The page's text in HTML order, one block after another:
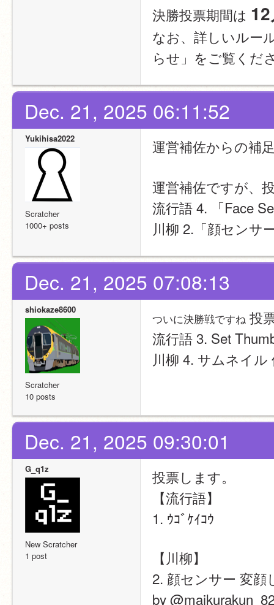
決勝投票期間は
なお、詳しいルー
らせ」をご覧くだ
Dec. 21, 2025 06:11:52
Yukihisa2022
Scratcher
1000+ posts
運営補佐からの補
運営補佐ですが、
流行語 4. 「Face
川柳 2.「顔センサ
Dec. 21, 2025 07:08:13
shiokaze8600
Scratcher
10 posts
ついに決勝戦ですね 投
流行語 3. Set
川柳 4. サムネイ
Dec. 21, 2025 09:30:01
G_q1z
New Scratcher
1 post
投票します。
【流行語】
1. ｳｺﾞｹｲｺｳ
【川柳】
2. 顔センサー 変顔
by